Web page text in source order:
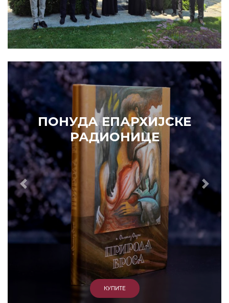
ПОНУДА ЕПАРХИЈСКЕ
РАДИОНИЦЕ
КУПИТЕ
Prethodni